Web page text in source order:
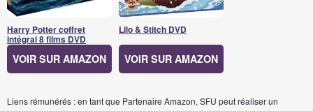
Harry Potter coffret
intégral 8 films DVD
VOIR SUR AMAZON
Lilo & Stitch DVD
VOIR SUR AMAZON
Liens rémunérés : en tant que Partenaire Amazon, SFU peut réaliser un